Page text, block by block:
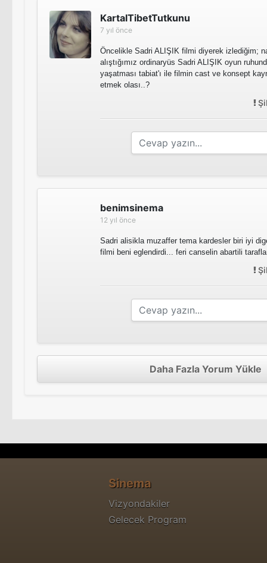
KartalTibetTutkunu
7 yıl önce
Öncelikle Sadri ALIŞIK filmi diyerek izlediğim;
alıştığımız ordinaryüs Sadri ALIŞIK oyun
yaşatması tabiat'ı ile filmin cast ve konsept
etmek olası..?
benimsinema
12 yıl önce
Sadri alisikla muzaffer tema kardesler biri iyi
filmi beni eglendirdi... feri canselin abartili
Daha Fazla Yorum Yükle
Sinema
Vizyondakiler
Gelecek Program